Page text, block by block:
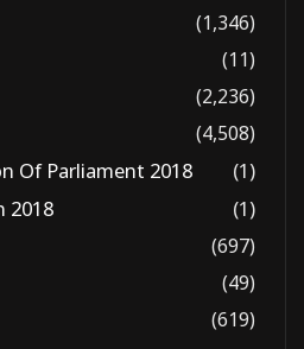
(1,346)
(11)
(2,236)
(4,508)
Of Parliament 2018
(1)
2018
(1)
(697)
(49)
(619)